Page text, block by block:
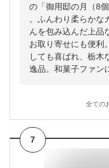
の「御用邸の月（8
。ふんわり柔らかな
んを包み込んだ上品
お取り寄せにも便利
しても喜ばれ、栃木
逸品。和菓子ファン
全ての
7